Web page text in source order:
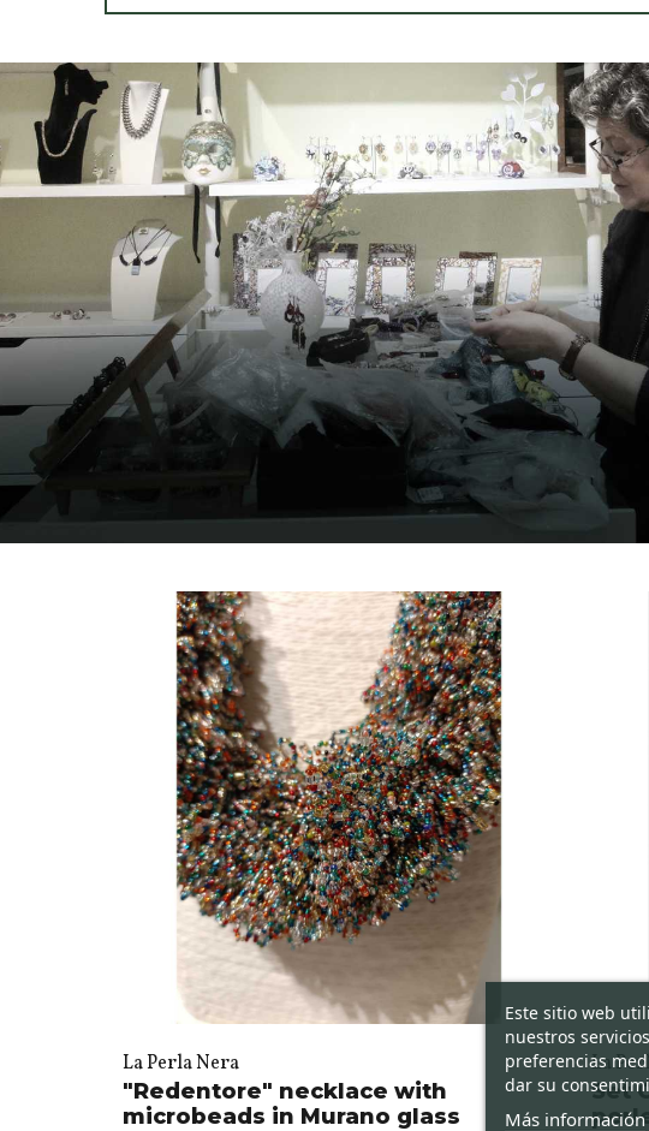
La Perla Nera
"Redentore" necklace with
microbeads in Murano glass
La
Set
Este sitio web
nuestros
preferencias
dar su
Más información